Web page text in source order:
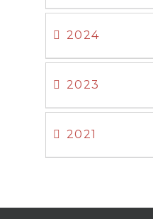
2024
2023
2021